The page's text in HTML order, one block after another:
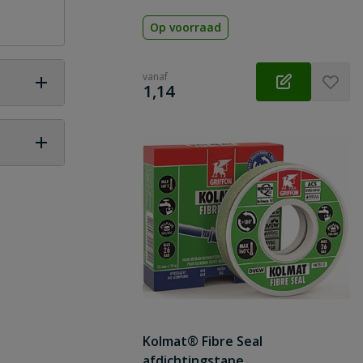
Op voorraad
vanaf
€
1,14
Kolmat® Fibre Seal